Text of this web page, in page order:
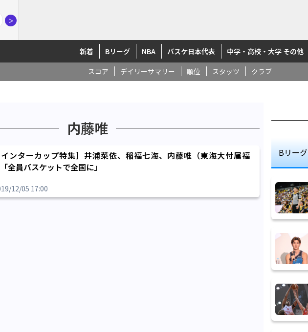
＞
新着 Bリーグ NBA バスケ日本代表 中学・高校・大学 その他
スコア デイリーサマリー 順位 スタッツ
クラブ
内藤唯
インターカップ特集］井浦菜依、稲福七海、内藤唯（東海大付属福
全員バスケットで全国に」
12/05 17:00
Bリーグ